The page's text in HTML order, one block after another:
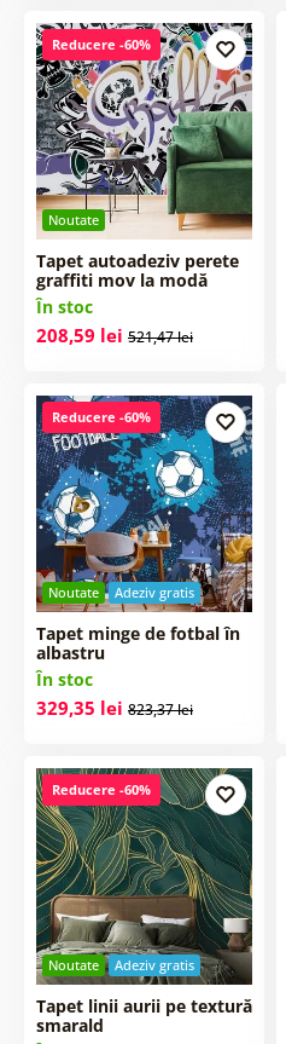
Noutate
Reducere -60%
Tapet autoadeziv perete
graffiti mov la modă
În stoc
208,59 lei 521,47 lei
Noutate Adeziv gratis
Reducere -60%
Tapet minge de fotbal în
albastru
În stoc
329,35 lei 823,37 lei
Noutate Adeziv gratis
Reducere -60%
Tapet linii aurii pe textură
smarald